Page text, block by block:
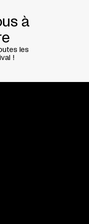
à
les
!